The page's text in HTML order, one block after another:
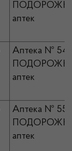
аптек
Аптека № 54
аптек
Аптека № 55
аптек